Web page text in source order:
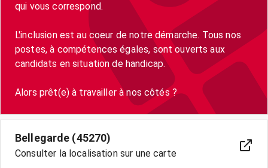
qui vous correspond.
L'inclusion est au coeur de notre démarche. Tous nos
postes, à compétences égales, sont ouverts aux
candidats en situation de handicap.
Alors prêt(e) à travailler à nos côtés ?
Bellegarde (45270)
Consulter la localisation sur une carte